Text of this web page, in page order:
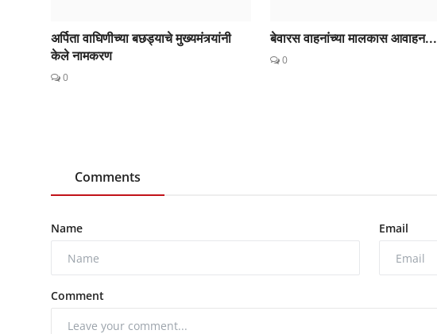
अर्पिता वाघिणीच्या बछड्याचे मुख्यमंत्र्यांनी
केले नामकरण
0
बेवारस वाहनांच्या मालकास आवाहन...
0
Comments
Name Email
Comment